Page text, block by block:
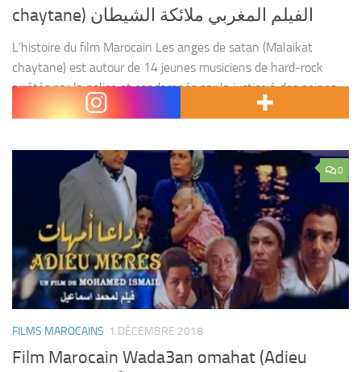
chaytane) الفيلم المغربي ملائكة الشيطان
L’histoire du film Marocain Les anges de satan (Malaikat
chaytane) est autour de 14 jeunes musiciens de hard-rock
arrêtés par la police et condamnés par la justice à des peines
allant de trois mois...
0
FILMS MAROCAINS 1 DÉCEMBRE 2018
Film Marocain Wada3an omahat (Adieu